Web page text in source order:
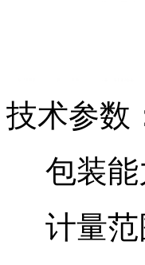
技术参数
包装能
计量范